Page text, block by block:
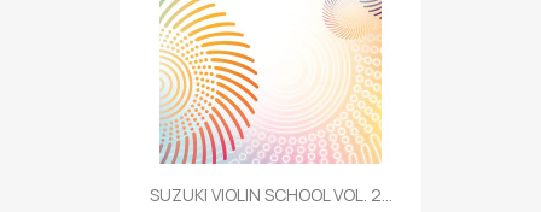
SUZUKI VIOLIN SCHOOL VOL. 2...